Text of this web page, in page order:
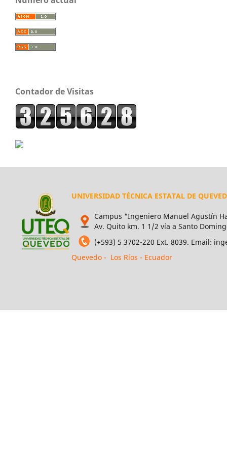
Contador de Visitas
UNIVERSIDAD TÉCNICA ESTATAL DE
Campus "Ingeniero Manuel Agustín
Av. Quito km. 1 1/2 vía a Santo
(+593) 5 3702-220 Ext. 8039. Email:
Quevedo - Los Ríos - Ecuador